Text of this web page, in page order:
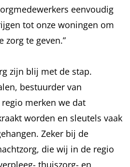
eenvoudig
tot onze woningen om
zorg te geven.”
zijn blij met de stap.
bestuurder van
regio merken we dat
worden en sleutels vaak
Zeker bij de
die wij in de regio
thuiszorg- en